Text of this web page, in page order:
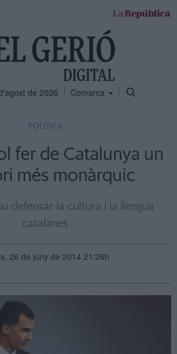
de 2026 Comarca
POLÍTICA
fer de Catalunya un
més monàrquic
defensar la cultura i la llengua
catalanes
26 de juny de 2014 21:26h